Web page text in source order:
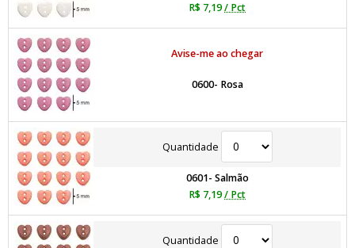
R$ 7,19/ Pct
Avise-me ao chegar
0600- Rosa
Quantidade
0601- Salmão
R$ 7,19/ Pct
Quantidade